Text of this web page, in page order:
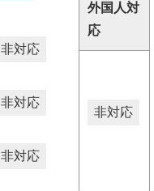
非対応
非対応
非対応
外国人対
応
非対応